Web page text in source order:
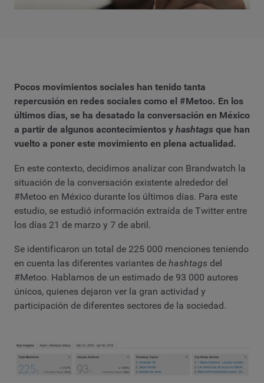
Pocos movimientos sociales han tenido tanta
repercusión en redes sociales como el #Metoo. En los
últimos días, se ha desatado la conversación en México
a partir de algunos acontecimientos y hashtags que han
vuelto a poner este movimiento en plena actualidad.
En este contexto, decidimos analizar con Brandwatch la
situación de la conversación existente alrededor del
#Metoo en México durante los últimos días. Para este
estudio, se estudió información extraída de Twitter entre
los días 21 de marzo y 7 de abril.
Se identificaron un total de 225 000 menciones teniendo
en cuenta las diferentes variantes de hashtags del
#Metoo. Hablamos de un estimado de 93 000 autores
únicos, quienes dejaron ver la gran actividad y
participación de diferentes sectores de la sociedad.